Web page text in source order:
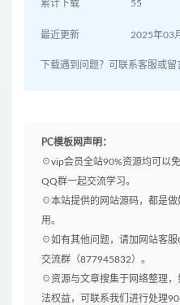
累计下载 55
最近更新 2025年03
下载遇到问题？可联系客服或留
PC模板网声明：
☉vip会员全站90%资源均可以
QQ群一起交流学习。
☉本站提供的网站源码，都是
用。
☉如有其他问题，请加网站客
交流群（877945832）。
☉资源与文章搜集于网络整理
法权益，可联系我们进行处理